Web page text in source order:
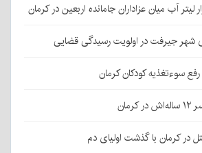
شهر جیرفت در اولویت رسیدگی قضایی
سوءتغذیه کودکان کرمان
در کرمان با گذشت اولیای دم